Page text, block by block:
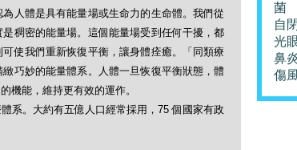
人體是具有能量場或生命力的生命體。我們從
稠密的能量場。這個能量場受到任何干擾，都
使我們重新恢復平衡，讓身體痊癒。「同類療
巧妙的能量體系。人體一旦恢復平衡狀態，體
機能，維持更有效的運作。
系。大約有五億人口經常採用，75 個國家有政
菌
自
光
鼻
傷